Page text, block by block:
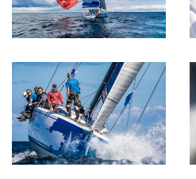
Instagram
LinkedIn
Email